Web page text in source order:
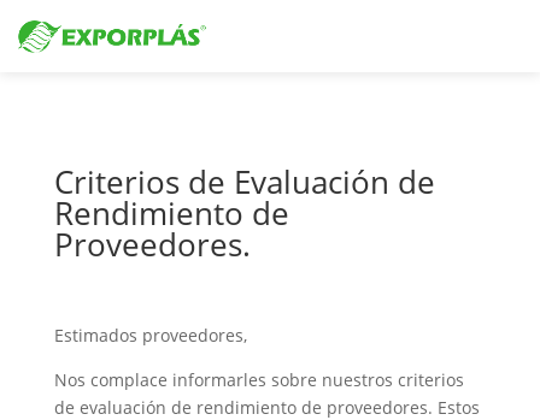
Criterios de Evaluación de
Rendimiento de
Proveedores.
Estimados proveedores,
Nos complace informarles sobre nuestros criterios
de evaluación de rendimiento de proveedores. Estos